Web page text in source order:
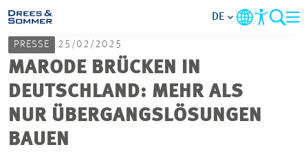
MARKETS
SERVICES
DE
PRESSE 25/02/2025
MARODE BRÜCKEN IN
DEUTSCHLAND: MEHR ALS
NUR ÜBERGANGSLÖSUNGEN
BAUEN